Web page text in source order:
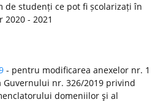
de studenți ce pot fi școlarizați în
- 2021
- pentru modificarea anexelor nr. 1
Guvernului nr. 326/2019 privind
domeniilor şi al